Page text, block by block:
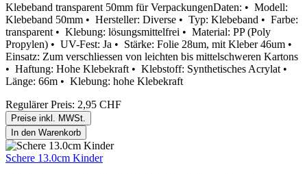
Klebeband transparent 50mm für VerpackungenDaten: • Modell:
Klebeband 50mm • Hersteller: Diverse • Typ: Klebeband • Farbe:
transparent • Klebung: lösungsmittelfrei • Material: PP (Poly
Propylen) • UV-Fest: Ja • Stärke: Folie 28um, mit Kleber 46um •
Einsatz: Zum verschliessen von leichten bis mittelschweren Kartons
• Haftung: Hohe Klebekraft • Klebstoff: Synthetisches Acrylat •
Länge: 66m • Klebung: hohe Klebekraft
Regulärer Preis: 2,95 CHF
Preise inkl. MWSt.
In den Warenkorb
Schere 13.0cm Kinder